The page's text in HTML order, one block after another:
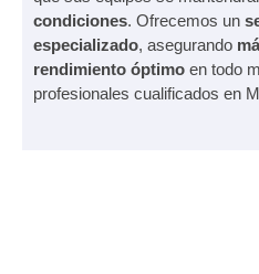
condiciones. Ofrecemos un
especializado, asegurando
rendimiento óptimo en todo
profesionales cualificados en